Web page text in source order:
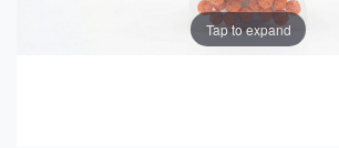
Tap to expand